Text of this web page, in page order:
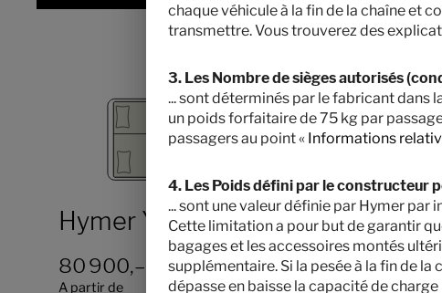
Hymer Yosemite
80 900,– €
A partir de
2 - 4
Couchages
chaque véhicule à la fin de la chaîne et
transmettre. Vous trouverez des
3. Les Nombre de sièges autorisés
... sont déterminés par le fabricant dans
un poids forfaitaire de 75 kg par
passagers au point « Informations
4. Les Poids défini par le constructeur
... sont une valeur définie par Hymer
Cette limitation a pour but de garantir
bagages et les accessoires montés
supplémentaire. Si la pesée à la fin de
dépasse en baisse la capacité de